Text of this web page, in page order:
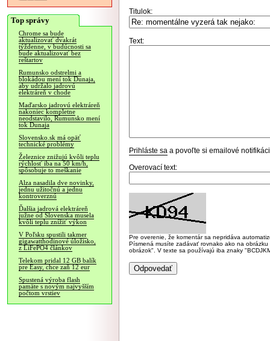
Top správy
Chrome sa bude
aktualizovať dvakrát
týždenne, v budúcnosti sa
bude aktualizovať bez
reštartov
Rumunsko odstrelmi a
blokádou mení tok Dunaja,
aby udržalo jadrovú
elektráreň v chode
Maďarsko jadrovú elektráreň
nakoniec kompletne
neodstavilo, Rumunsko mení
tok Dunaja
Slovensko.sk má opäť
technické problémy
Železnice znižujú kvôli teplu
rýchlosť iba na 50 km/h,
spôsobuje to meškanie
Alza nasadila dve novinky,
jednu užitočnú a jednu
kontroverznú
Ďalšia jadrová elektráreň
južne od Slovenska musela
kvôli teplu znížiť výkon
V Poľsku spustili takmer
gigawatthodinové úložisko,
z LiFePO4 článkov
Telekom pridal 12 GB balík
pre Easy, chce zaň 12 eur
Spustená výroba flash
pamäte s novým najvyšším
počtom vrstiev
Titulok:
Text:
Prihláste sa a povoľte si emailové
Overovací text:
Pre overenie, že komentár sa nepridáva
Písmená musíte zadávať rovnako ako na
obrázok". V texte sa používajú iba znaky